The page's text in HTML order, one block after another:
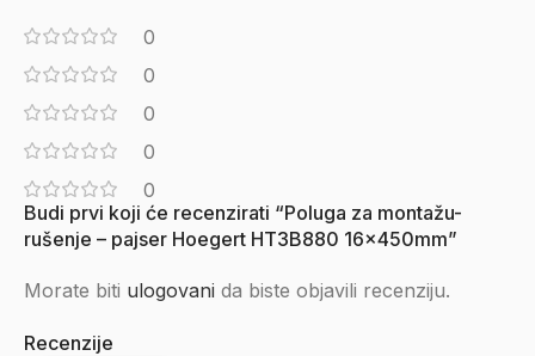
0
0
0
0
0
Recenzije
Budi prvi koji će recenzirati “Poluga za montažu-
rušenje – pajser Hoegert HT3B880 16x450mm”
Morate biti ulogovani da biste objavili recenziju.